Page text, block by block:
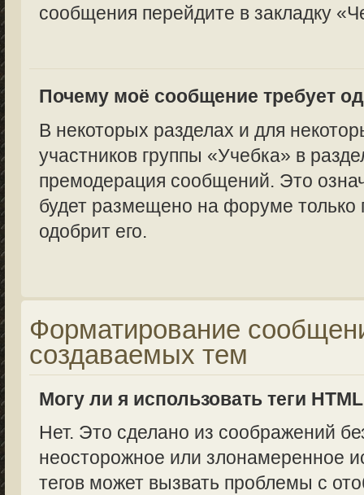
сообщения перейдите в закладку
Почему моё сообщение требует
В некоторых разделах и для
участников группы «Учебка» в
премодерация сообщений. Это
будет размещено на форуме только
одобрит его.
Форматирование
создаваемых тем
Могу ли я использовать теги
Нет. Это сделано из соображений
неосторожное или злонамеренное
тегов может вызвать проблемы с